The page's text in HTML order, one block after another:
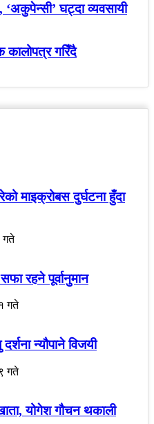
घट्दा व्यवसायी
कालोपत्र गरिँदै
माइक्रोबस दुर्घटना हुँदा
गते
रहने पूर्वानुमान
गते
न्यौपाने विजयी
गते
योगेश गौचन थकाली